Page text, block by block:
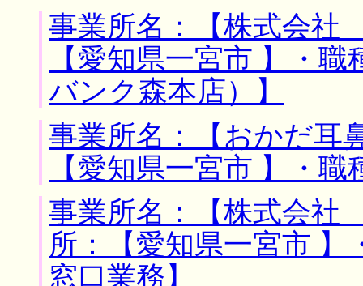
事業所名：【株式会
【愛知県一宮市 】・
バンク森本店）】
事業所名：【おかだ耳
【愛知県一宮市 】・
事業所名：【株式会
所：【愛知県一宮市 】
窓口業務】